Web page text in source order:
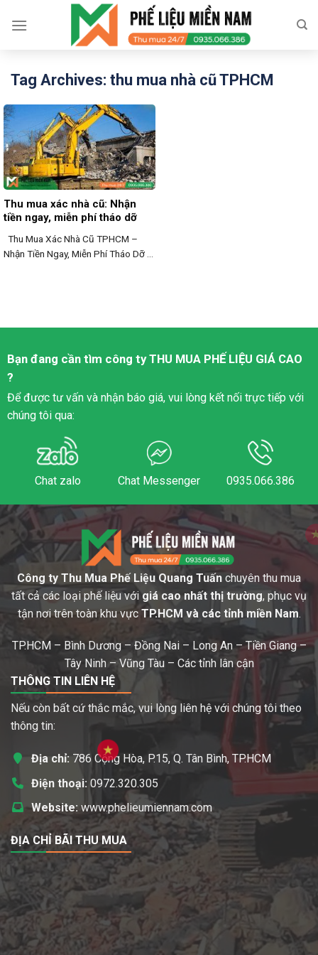
Tag Archives: thu mua nhà cũ TPHCM
Thu mua xác nhà cũ: Nhận
tiền ngay, miễn phí tháo dỡ
Thu Mua Xác Nhà Cũ TPHCM –
Nhận Tiền Ngay, Miễn Phí Tháo Dỡ ...
Bạn đang cần tìm công tyTHU MUA PHẾ LIỆU GIÁ CAO
?
Để được tư vấn và nhận báo giá, vui lòng kết nối trực tiếp với
chúng tôi qua:
Chat zalo Chat Messenger 0935.066.386
Công ty Thu Mua Phế Liệu Quang Tuấn chuyên thu mua
tất cả các loại phế liệu vớigiá cao nhất thị trường, phục vụ
tận nơi trên toàn khu vực TP.HCM và các tỉnh miền Nam.
TP.HCM – Bình Dương – Đồng Nai – Long An – Tiền Giang –
Tây Ninh – Vũng Tàu – Các tỉnh lân cận
THÔNG TIN LIÊN HỆ
Nếu còn bất cứ thắc mắc, vui lòng liên hệ với chúng tôi theo
thông tin:
Địa chỉ: 786 Cộng Hòa, P.15, Q. Tân Bình, TP.HCM
Điện thoại: 0972.320.305
Website: www.phelieumiennam.com
ĐỊA CHỈ BÃI THU MUA